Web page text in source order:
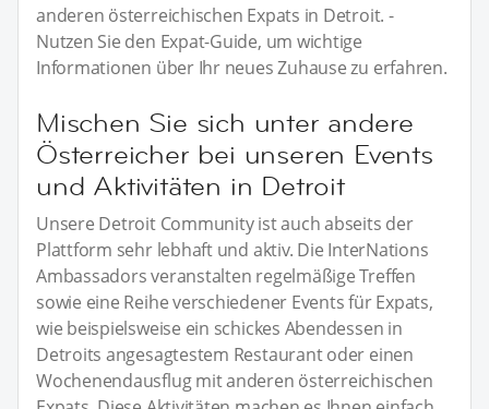
anderen österreichischen Expats in Detroit. -
Nutzen Sie den Expat-Guide, um wichtige
Informationen über Ihr neues Zuhause zu erfahren.
Mischen Sie sich unter andere
Österreicher bei unseren Events
und Aktivitäten in Detroit
Unsere Detroit Community ist auch abseits der
Plattform sehr lebhaft und aktiv. Die InterNations
Ambassadors veranstalten regelmäßige Treffen
sowie eine Reihe verschiedener Events für Expats,
wie beispielsweise ein schickes Abendessen in
Detroits angesagtestem Restaurant oder einen
Wochenendausflug mit anderen österreichischen